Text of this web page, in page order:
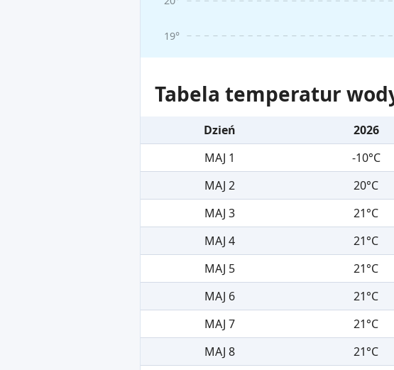
19°
Tabela temperatur
Dzień 2026
MAJ 1
-10°C
MAJ 2
20°C
MAJ 3
21°C
MAJ 4
21°C
MAJ 5
21°C
MAJ 6
21°C
MAJ 7
21°C
MAJ 8
21°C